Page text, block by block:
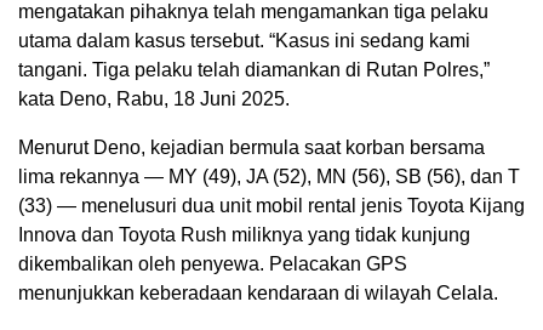
mengatakan pihaknya telah mengamankan tiga pelaku
utama dalam kasus tersebut. “Kasus ini sedang kami
tangani. Tiga pelaku telah diamankan di Rutan Polres,”
kata Deno, Rabu, 18 Juni 2025.
Menurut Deno, kejadian bermula saat korban bersama
lima rekannya — MY (49), JA (52), MN (56), SB (56), dan T
(33) — menelusuri dua unit mobil rental jenis Toyota Kijang
Innova dan Toyota Rush miliknya yang tidak kunjung
dikembalikan oleh penyewa. Pelacakan GPS
menunjukkan keberadaan kendaraan di wilayah Celala.